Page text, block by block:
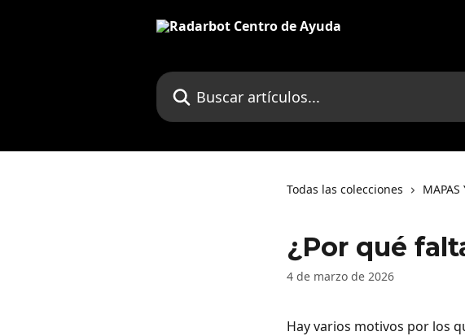
Buscar artículos...
Todas las colecciones MAPAS
¿Por qué
4 de marzo de 2026
Hay varios motivos por los